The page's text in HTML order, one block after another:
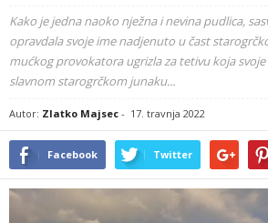
Kako je jedna naoko nježna i nevina pudlica,
opravdala svoje ime nadjenuto u čast
mućkog provokatora ugrizla za tetivu koja
slavnom starogrčkom junaku...
Autor: Zlatko Majsec - 17. travnja 2022
Facebook Twitter